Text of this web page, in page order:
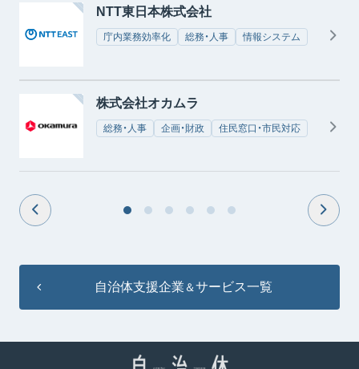
NTT東日本株式会社
庁内業務効率化 総務・人事 情報システム
株式会社オカムラ
総務・人事 企画・財政 住民窓口・市民対応
自治体支援企業 ＆サービス一覧